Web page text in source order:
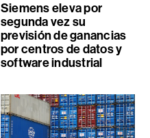
Siemens eleva por
segunda vez su
previsión de ganancias
por centros de datos y
software industrial